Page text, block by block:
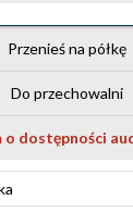
Przenieś na półkę
Do przechowalni
o dostępności